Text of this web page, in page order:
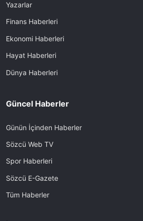
Yazarlar
Finans Haberleri
Ekonomi Haberleri
Hayat Haberleri
Dünya Haberleri
Güncel Haberler
Günün İçinden Haberler
Sözcü Web TV
Spor Haberleri
Sözcü E-Gazete
Tüm Haberler